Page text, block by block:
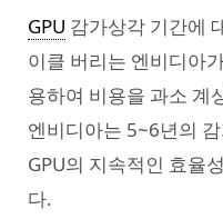
GPU 감가상각 기간에
이클 버리는 엔비디아
용하여 비용을 과소 계
엔비디아는 5~6년의
GPU의 지속적인 효율
다.